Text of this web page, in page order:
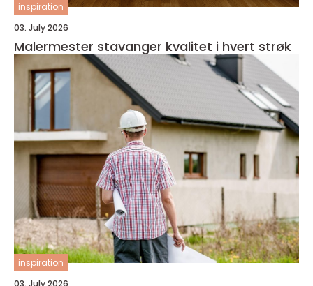
inspiration
03. July 2026
Malermester stavanger kvalitet i hvert strøk
inspiration
03. July 2026